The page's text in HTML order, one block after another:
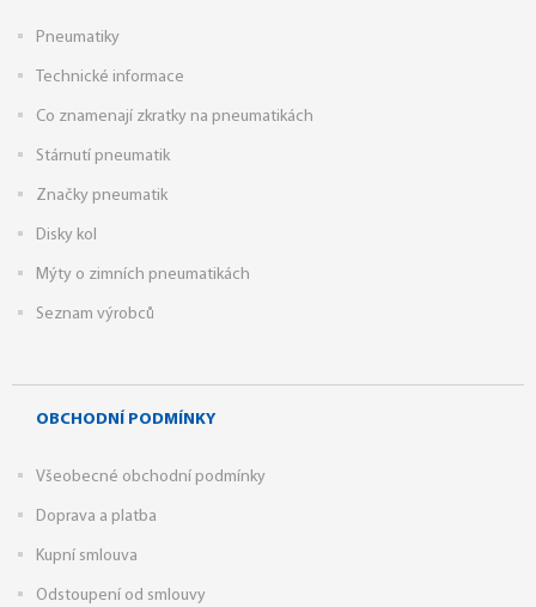
Pneumatiky
Technické informace
Co znamenají zkratky na pneumatikách
Stárnutí pneumatik
Značky pneumatik
Disky kol
Mýty o zimních pneumatikách
Seznam výrobců
OBCHODNÍ PODMÍNKY
Všeobecné obchodní podmínky
Doprava a platba
Kupní smlouva
Odstoupení od smlouvy